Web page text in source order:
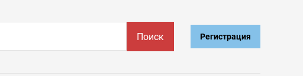
Поиск Регистрация